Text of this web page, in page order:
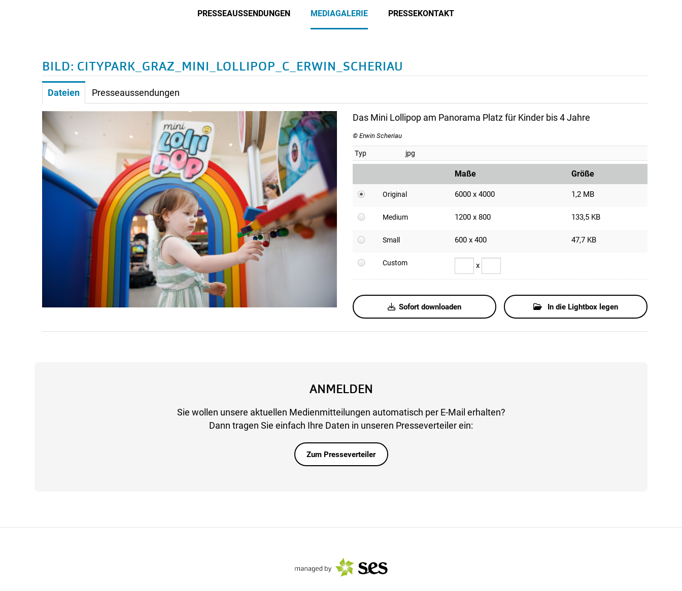
PRESSEAUSSENDUNGEN MEDIAGALERIE PRESSEKONTAKT
BILD: CITYPARK_GRAZ_MINI_LOLLIPOP_C_ERWIN_SCHERIAU
Dateien Presseaussendungen
Das Mini Lollipop am Panorama Platz für Kinder bis 4 Jahre
© Erwin Scheriau
Typ jpg
Maße Größe
Original 6000 x 4000 1,2 MB
Medium 1200 x 800 133,5 KB
Small 600 x 400 47,7 KB
Custom x
Sofort downloaden In die Lightbox legen
ANMELDEN
Sie wollen unsere aktuellen Medienmitteilungen automatisch per E-Mail erhalten?
Dann tragen Sie einfach Ihre Daten in unseren Presseverteiler ein:
Zum Presseverteiler